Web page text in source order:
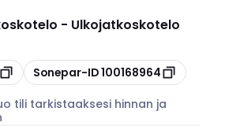
- Ulkojatkoskotelo
Kopioi
Sonepar-ID100168964
tili tarkistaaksesi hinnan ja